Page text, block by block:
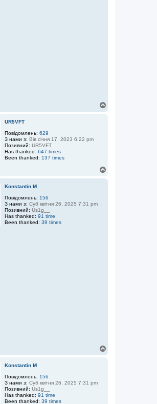
UR5VFT
Повідомлень: 629
З нами з: Вів січня 17, 2023 6:22 pm
Позивний: UR5VFT
Has thanked: 647 times
Been thanked: 137 times
Konstantin M
Повідомлень: 156
З нами з: Суб квітня 26, 2025 7:31 pm
Позивний: Us1g__
Has thanked: 91 time
Been thanked: 39 times
Konstantin M
Повідомлень: 156
З нами з: Суб квітня 26, 2025 7:31 pm
Позивний: Us1g__
Has thanked: 91 time
Been thanked: 39 times